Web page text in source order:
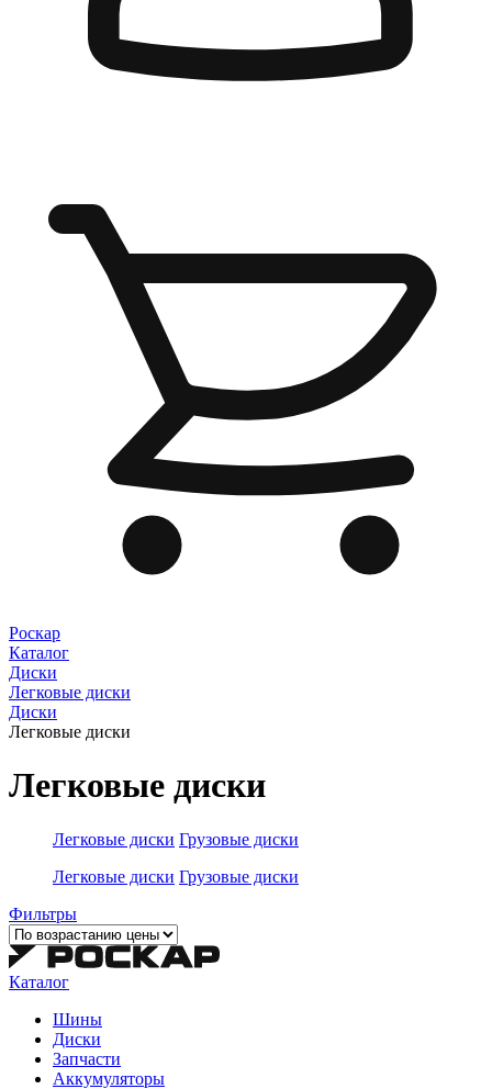
Роскар
Каталог
Диски
Легковые диски
Диски
Легковые диски
Легковые диски
Легковые диски Грузовые диски
Легковые диски Грузовые диски
Фильтры
Каталог
Шины
Диски
Запчасти
Аккумуляторы